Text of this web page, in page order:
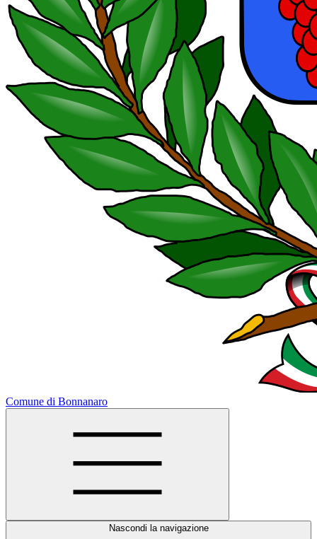
Comune di Bonnanaro
Nascondi la navigazione